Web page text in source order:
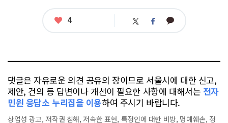
좋
4 트 페 카
댓글은 자유로운 의견 공유의 장이므로 서울시에 대한 신고,
제안, 건의 등 답변이나 개선이 필요한 사항에 대해서는 전자
민원 응답소 누리집을 이용하여 주시기 바랍니다.
상업성 광고, 저작권 침해, 저속한 표현, 특정인에 대한 비방, 명예훼손, 정